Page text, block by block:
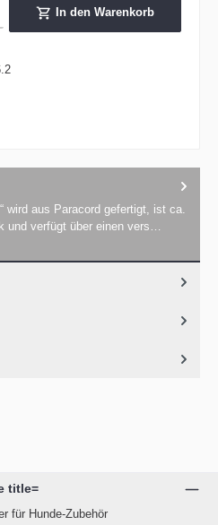
In den Warenkorb
wird aus Paracord gefertigt, ist ca.
und verfügt über einen vers…
für Hunde-Zubehör